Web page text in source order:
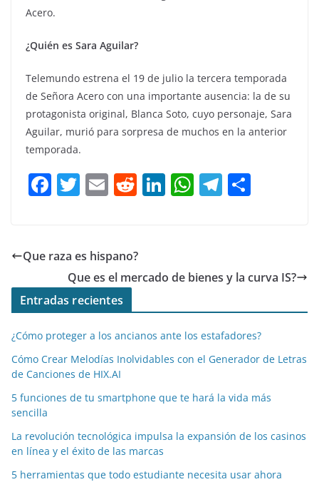
Acero.
¿Quién es Sara Aguilar?
Telemundo estrena el 19 de julio la tercera temporada
de Señora Acero con una importante ausencia: la de su
protagonista original, Blanca Soto, cuyo personaje, Sara
Aguilar, murió para sorpresa de muchos en la anterior
temporada.
F
e
o
o
k
T
er
E
l
R
di
t
Li
dI
W
A
p
T
a ar
Que raza es hispano?
Que es el mercado de bienes y la curva IS?
Entradas recientes
¿Cómo proteger a los ancianos ante los estafadores?
Cómo Crear Melodías Inolvidables con el Generador de Letras
de Canciones de HIX.AI
5 funciones de tu smartphone que te hará la vida más
sencilla
La revolución tecnológica impulsa la expansión de los casinos
en línea y el éxito de las marcas
5 herramientas que todo estudiante necesita usar ahora